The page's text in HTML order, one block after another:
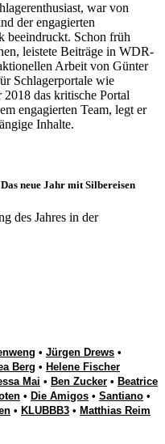
war von
der engagierten
beeindruckt. Schon früh
leistete Beiträge in WDR-
Arbeit von Günter
Schlagerportale wie
2018 das kritische Portal
engagierten Team, legt er
Inhalte.
neue Jahr mit Silbereisen
des Jahres in der
• Jürgen Drews •
Berg • Helene Fischer
Mai • Ben Zucker • Beatrice
• Die Amigos • Santiano •
• KLUBBB3 • Matthias Reim